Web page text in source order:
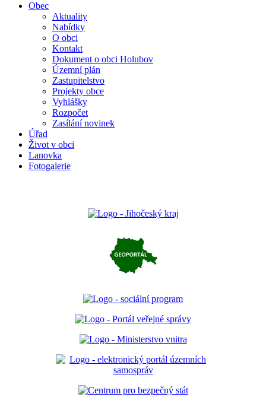
Obec
Aktuality
Nabídky
O obci
Kontakt
Dokument o obci Holubov
Územní plán
Zastupitelstvo
Projekty obce
Vyhlášky
Rozpočet
Zasílání novinek
Úřad
Život v obci
Lanovka
Fotogalerie